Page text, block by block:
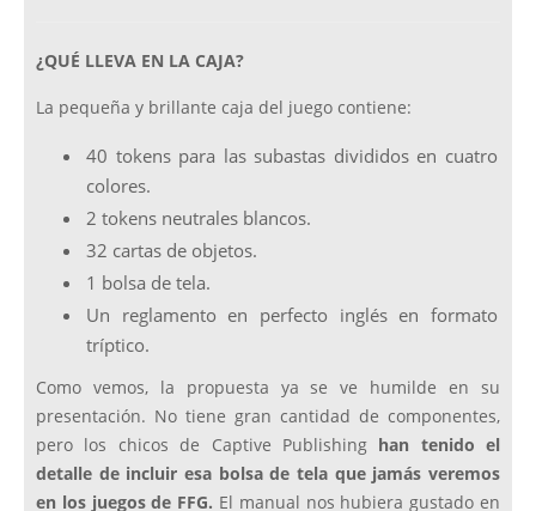
¿QUÉ LLEVA EN LA CAJA?
La pequeña y brillante caja del juego contiene:
40 tokens para las subastas divididos en cuatro
colores.
2 tokens neutrales blancos.
32 cartas de objetos.
1 bolsa de tela.
Un reglamento en perfecto inglés en formato
tríptico.
Como vemos, la propuesta ya se ve humilde en su
presentación. No tiene gran cantidad de componentes,
pero los chicos de Captive Publishing han tenido el
detalle de incluir esa bolsa de tela que jamás veremos
en los juegos de FFG. El manual nos hubiera gustado en